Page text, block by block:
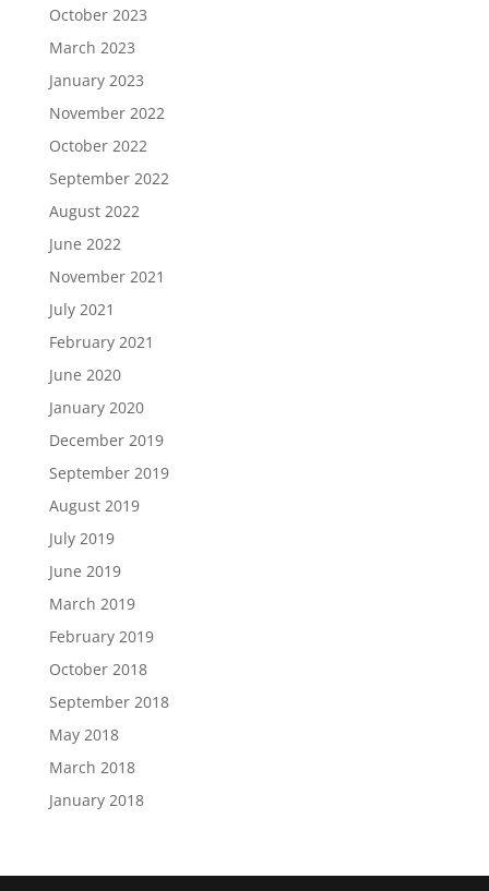
October 2023
March 2023
January 2023
November 2022
October 2022
September 2022
August 2022
June 2022
November 2021
July 2021
February 2021
June 2020
January 2020
December 2019
September 2019
August 2019
July 2019
June 2019
March 2019
February 2019
October 2018
September 2018
May 2018
March 2018
January 2018